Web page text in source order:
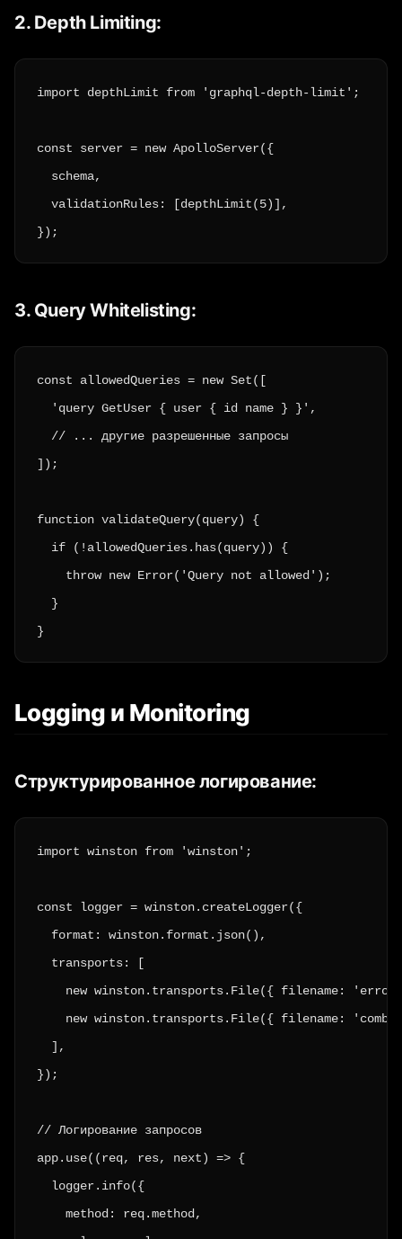
2. Depth Limiting:
import depthLimit from 'graphql-depth-limit';
const server = new ApolloServer({
  schema,
  validationRules: [depthLimit(5)],
});
3. Query Whitelisting:
const allowedQueries = new Set([
  'query GetUser { user { id name } }',
  // ... другие разрешенные запросы
]);
function validateQuery(query) {
  if (!allowedQueries.has(query)) {
    throw new Error('Query not allowed');
  }
}
Logging и Monitoring
Структурированное логирование:
import winston from 'winston';
const logger = winston.createLogger({
  format: winston.format.json(),
  transports: [
new winston.transports.File({ filename:
new winston.transports.File({ filename:
  ],
});
// Логирование запросов
app.use((req, res, next) => {
  logger.info({
    method: req.method,